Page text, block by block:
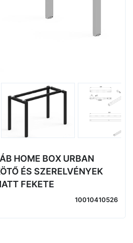
HOME BOX URBAN
ÉS SZERELVÉNYEK
FEKETE
10010410526